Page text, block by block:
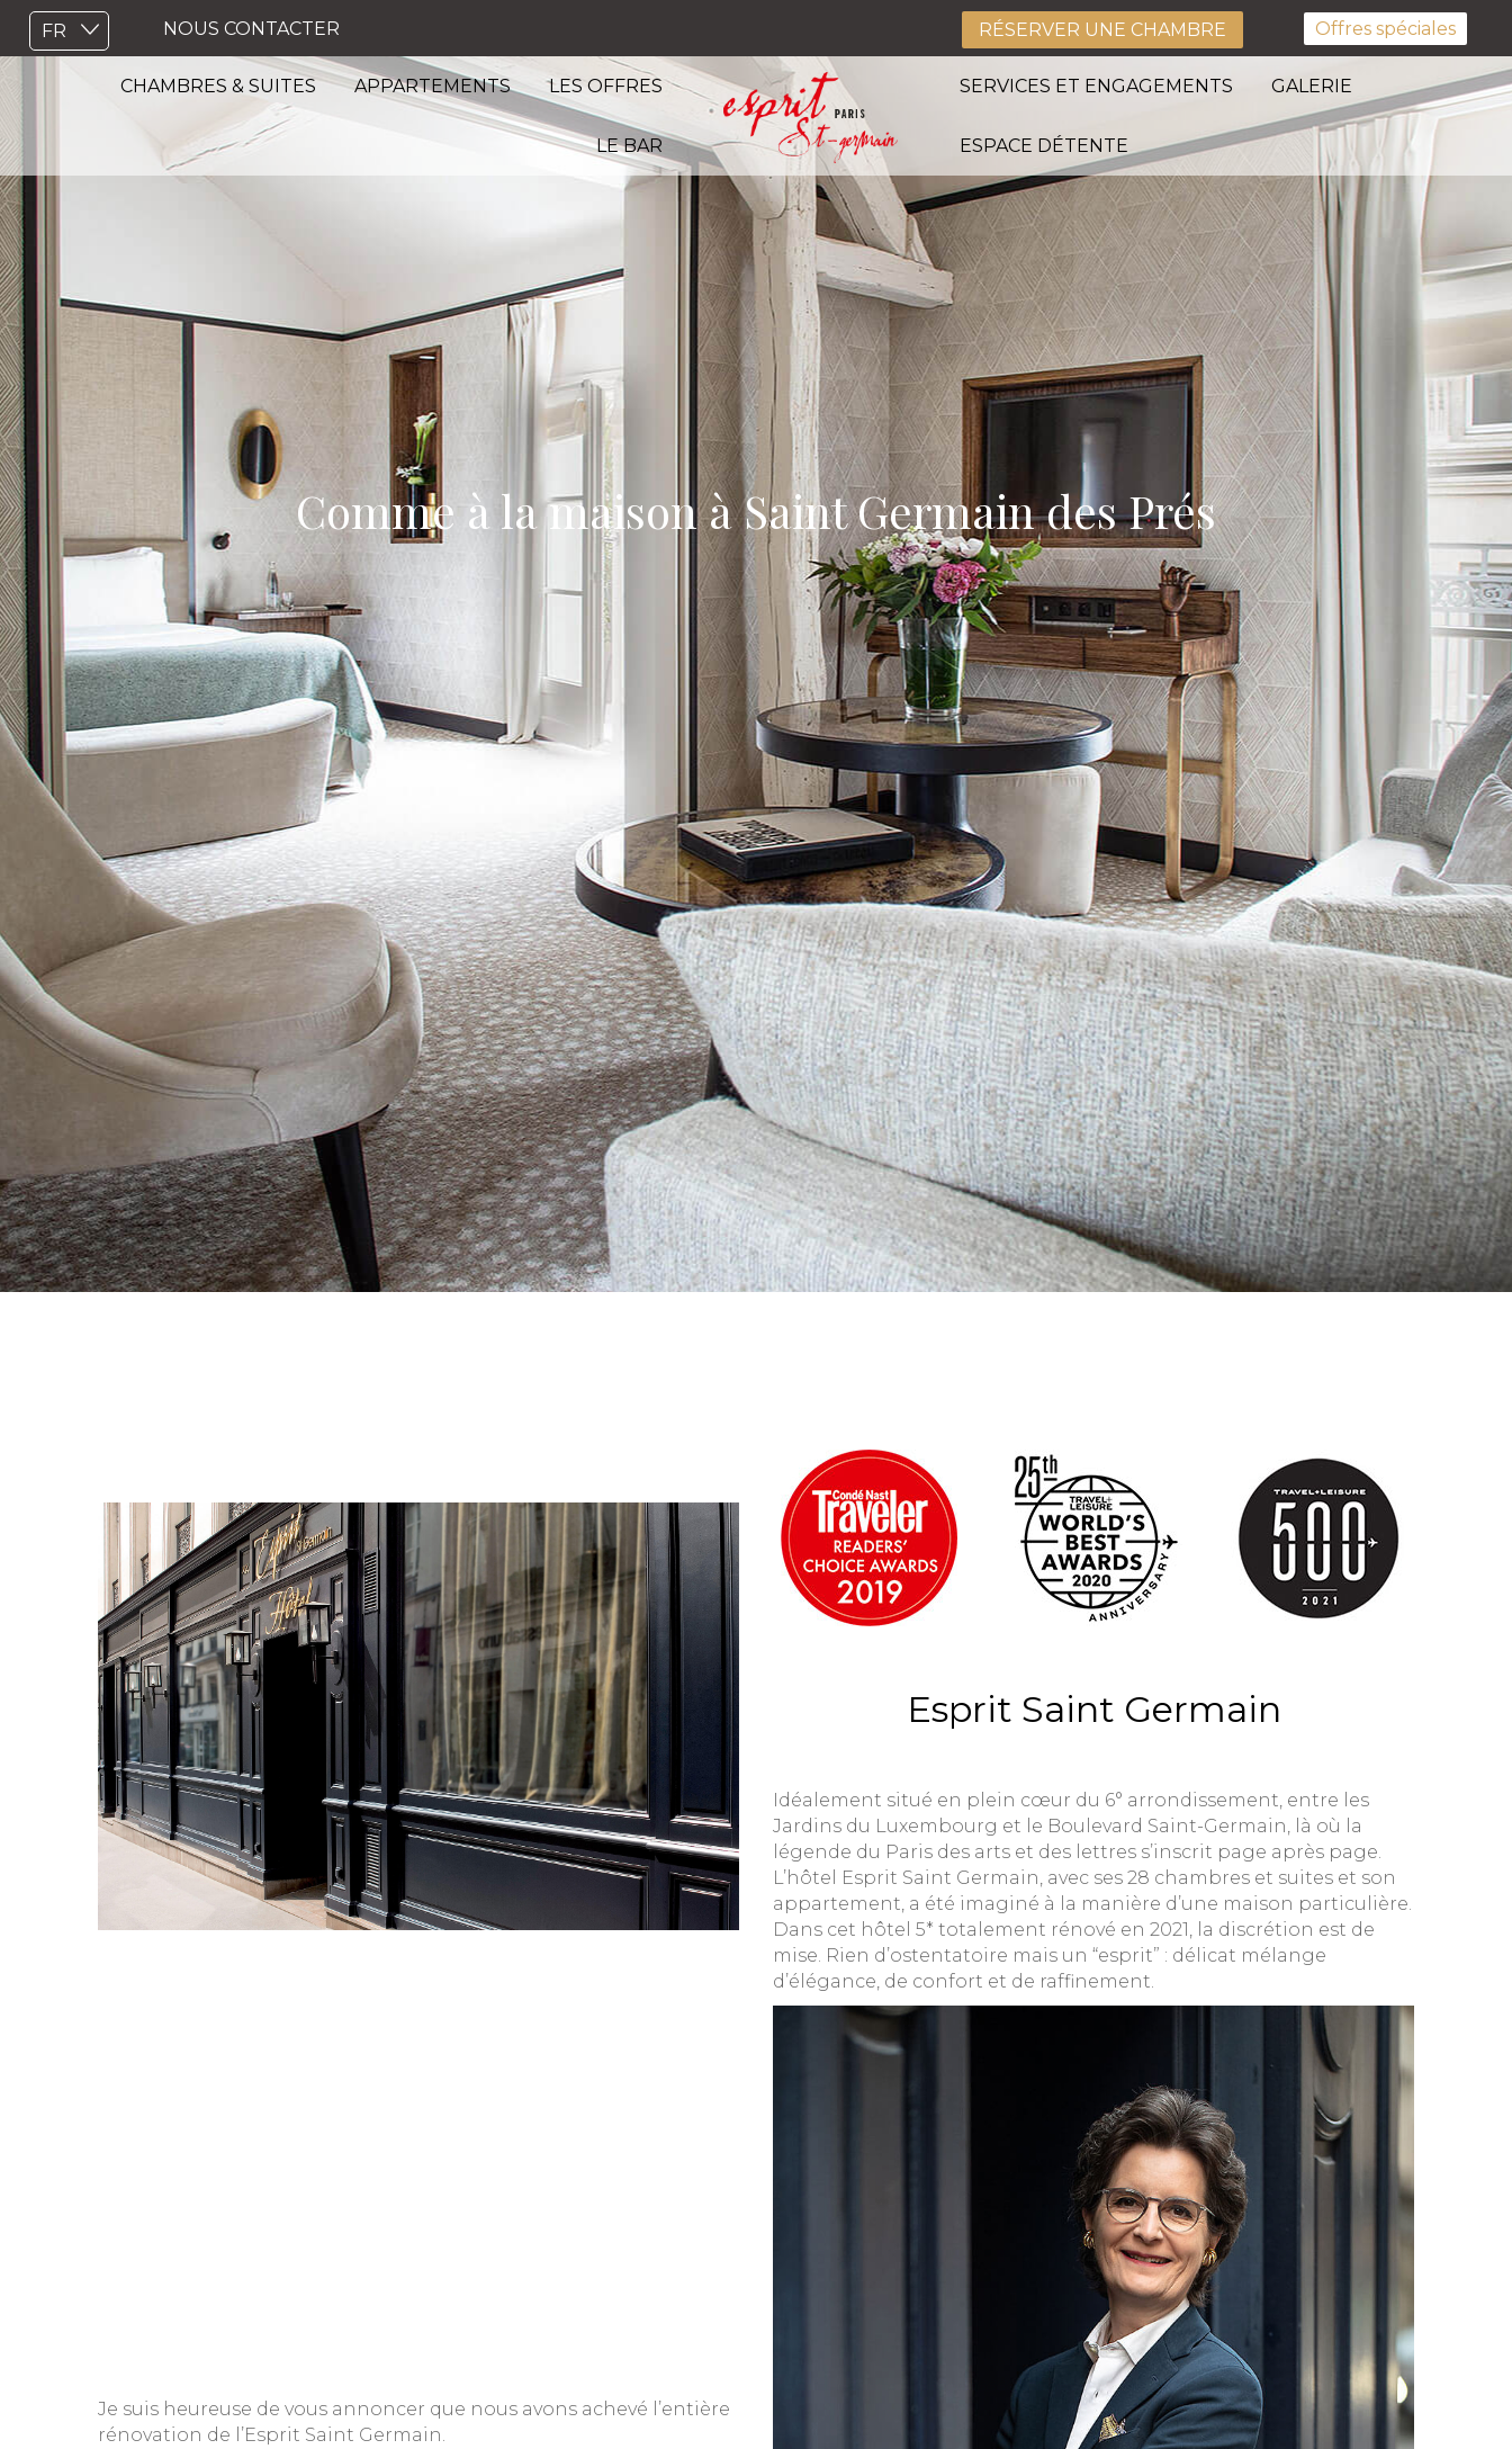
NOUS CONTACTER RÉSERVER UNE CHAMBRE Offres spéciales
CHAMBRES & SUITES APPARTEMENTS LES OFFRES
LE BAR
SERVICES ET ENGAGEMENTS GALERIE
ESPACE DÉTENTE
Comme à la maison à Saint Germain des Prés
Esprit Saint Germain
Idéalement situé en plein cœur du 6° arrondissement, entre les
Jardins du Luxembourg et le Boulevard Saint-Germain, là où la
légende du Paris des arts et des lettres s’inscrit page après page.
L’hôtel Esprit Saint Germain, avec ses 28 chambres et suites et son
appartement, a été imaginé à la manière d’une maison particulière.
Dans cet hôtel 5* totalement rénové en 2021, la discrétion est de
mise. Rien d’ostentatoire mais un “esprit” : délicat mélange
d’élégance, de confort et de raffinement.
Je suis heureuse de vous annoncer que nous avons achevé l’entière
rénovation de l’Esprit Saint Germain.